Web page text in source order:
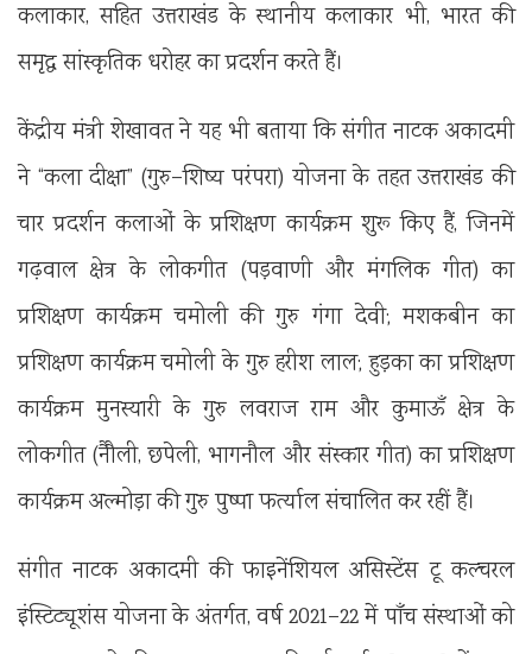
कलाकार, सहित उत्तराखंड के स्थानीय कलाकार भी, भारत की
समृद्ध सांस्कृतिक धरोहर का प्रदर्शन करते हैं।
केंद्रीय मंत्री शेखावत ने यह भी बताया कि संगीत नाटक अकादमी
ने “कला दीक्षा” (गुरु–शिष्य परंपरा) योजना के तहत उत्तराखंड की
चार प्रदर्शन कलाओं के प्रशिक्षण कार्यक्रम शुरू किए हैं, जिनमें
गढ़वाल क्षेत्र के लोकगीत (पड़वाणी और मंगलिक गीत) का
प्रशिक्षण कार्यक्रम चमोली की गुरु गंगा देवी; मशकबीन का
प्रशिक्षण कार्यक्रम चमोली के गुरु हरीश लाल; हुड़का का प्रशिक्षण
कार्यक्रम मुनस्यारी के गुरु लवराज राम और कुमाऊँ क्षेत्र के
लोकगीत (नैौली, छपेली, भागनौल और संस्कार गीत) का प्रशिक्षण
कार्यक्रम अल्मोड़ा की गुरु पुष्पा फर्त्याल संचालित कर रहीं हैं।
संगीत नाटक अकादमी की फाइनेंशियल असिस्टेंस टू कल्चरल
इंस्टिट्यूशंस योजना के अंतर्गत, वर्ष 2021–22 में पाँच संस्थाओं को